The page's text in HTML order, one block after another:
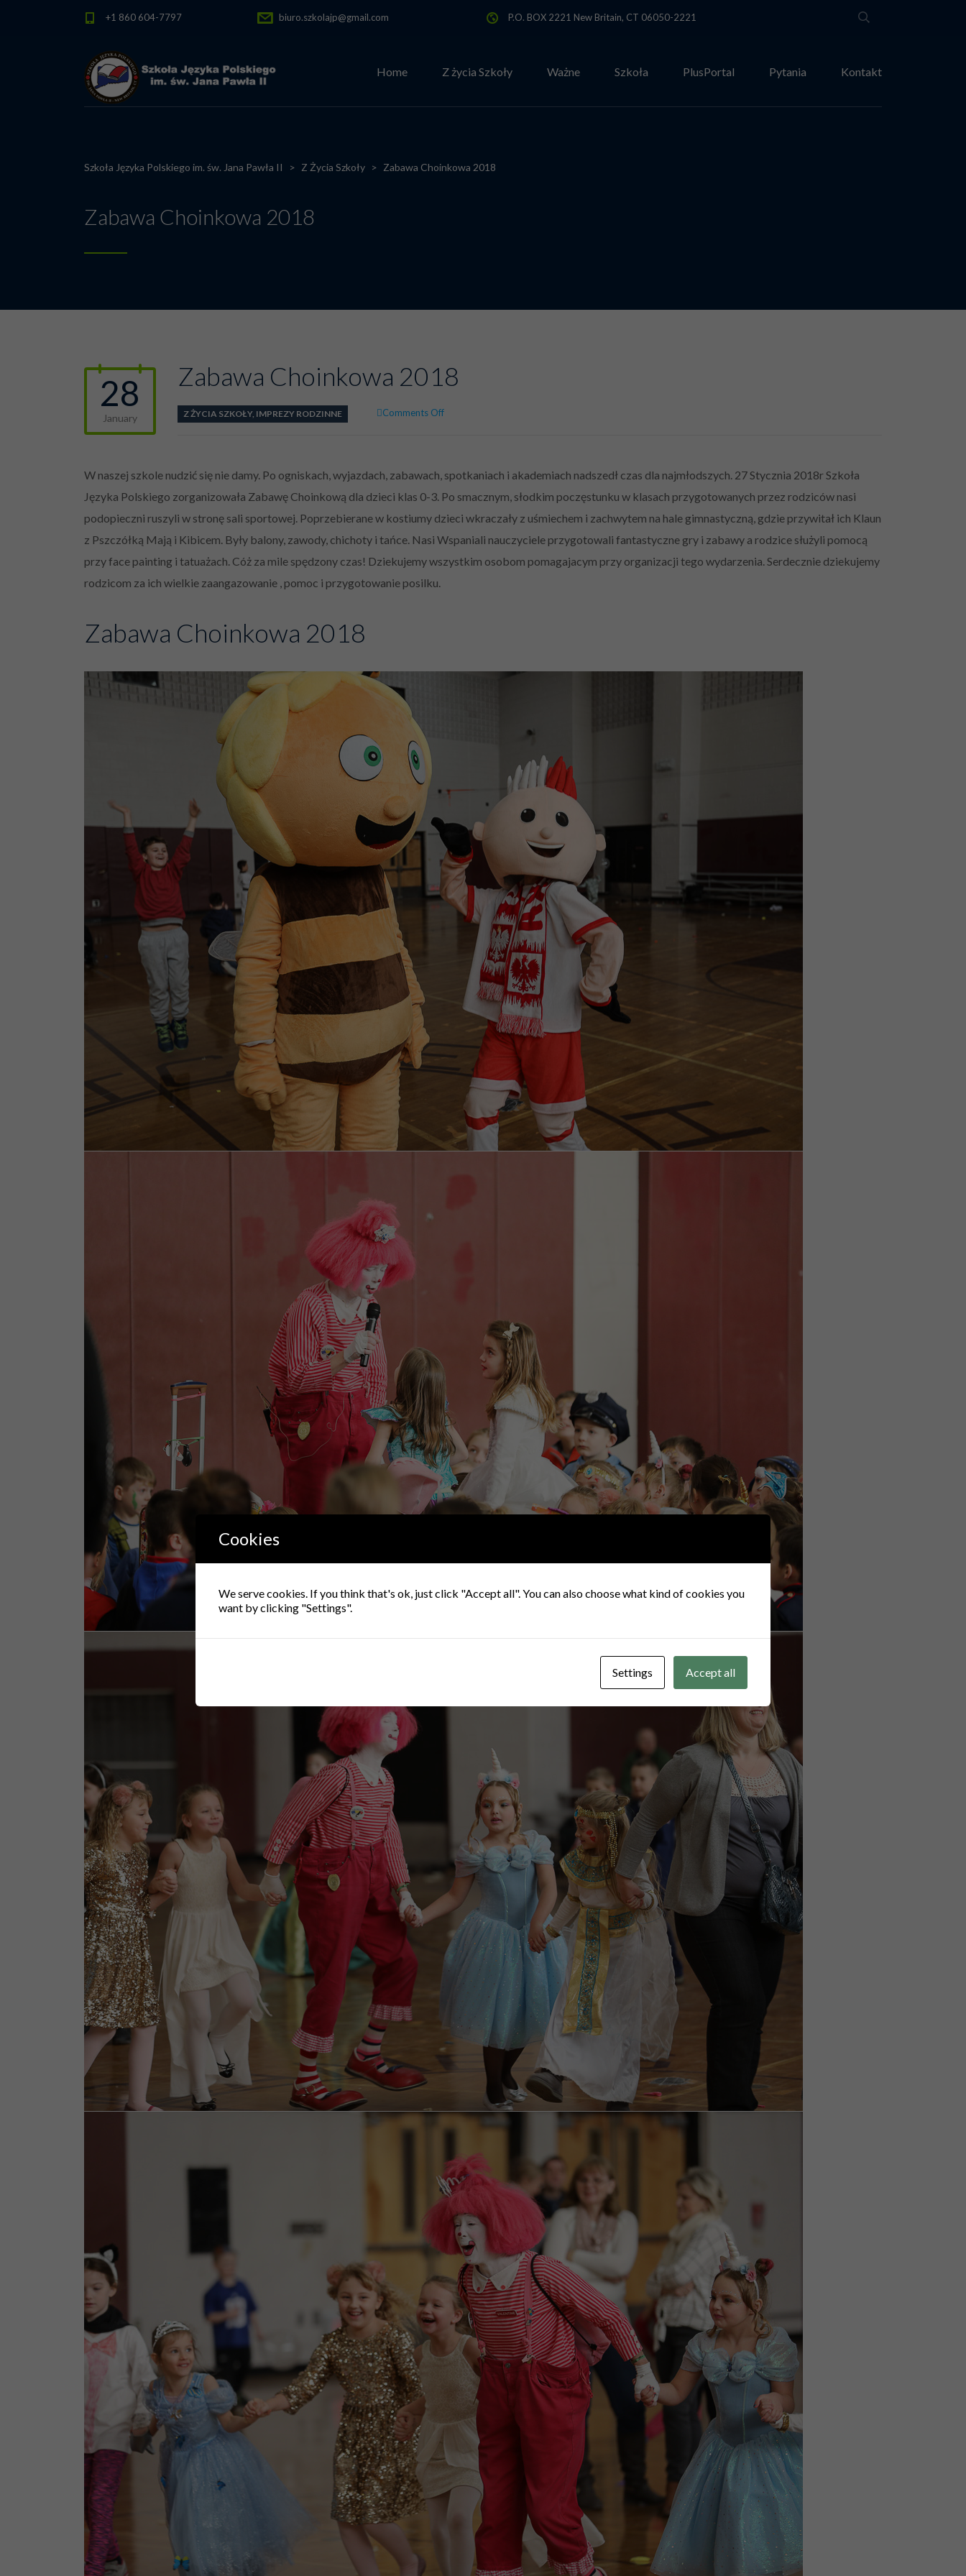
+1 860 604-7797 biuro.szkolajp@gmail.com P.O. BOX 2221 New Britain, CT 06050-2221
Home Z życia Szkoły Ważne Szkoła PlusPortal Pytania Kontakt
Szkoła Języka Polskiego im. św. Jana Pawła II > Z Życia Szkoły > Zabawa Choinkowa 2018
Zabawa Choinkowa 2018
28
January
Zabawa Choinkowa 2018
Z ŻYCIA SZKOŁY, IMPREZY RODZINNE Comments Offon
W naszej szkole nudzić się nie damy. Po ogniskach, wyjazdach, zabawach, spotkaniach i akademiach nadszedł czas dla najmłodszych. 27 Stycznia 2018r Szkoła
Języka Polskiego zorganizowała Zabawę Choinkową dla dzieci klas 0-3. Po smacznym, słodkim poczęstunku w klasach przygotowanych przez rodziców nasi
podopieczni ruszyli w stronę sali sportowej. Poprzebierane w kostiumy dzieci wkraczały z uśmiechem i zachwytem na hale gimnastyczną, gdzie przywitał ich Klaun
z Pszczółką Mają i Kibicem. Były balony, zawody, chichoty i tańce. Nasi Wspaniali nauczyciele przygotowali fantastyczne gry i zabawy a rodzice służyli pomocą
przy face painting i tatuażach. Cóż za mile spędzony czas! Dziekujemy wszystkim osobom pomagajacym przy organizacji tego wydarzenia. Serdecznie dziekujemy
rodzicom za ich wielkie zaangazowanie , pomoc i przygotowanie posilku.
Zabawa Choinkowa 2018
Cookies
We serve cookies. If you think that's ok, just click "Accept all". You can also choose what kind of cookies you
want by clicking "Settings".
Settings Accept all